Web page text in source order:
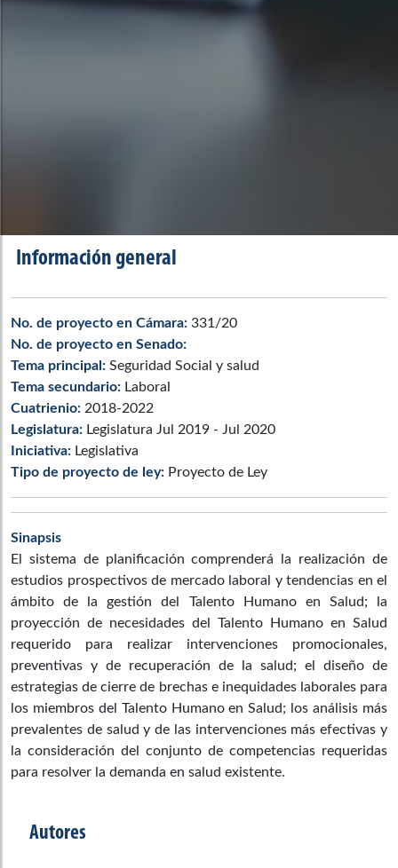
Información general
No. de proyecto en Cámara: 331/20
No. de proyecto en Senado:
Tema principal: Seguridad Social y salud
Tema secundario: Laboral
Cuatrienio: 2018-2022
Legislatura: Legislatura Jul 2019 - Jul 2020
Iniciativa: Legislativa
Tipo de proyecto de ley: Proyecto de Ley
Sinapsis
El sistema de planificación comprenderá la realización de
estudios prospectivos de mercado laboral y tendencias en el
ámbito de la gestión del Talento Humano en Salud; la
proyección de necesidades del Talento Humano en Salud
requerido para realizar intervenciones promocionales,
preventivas y de recuperación de la salud; el diseño de
estrategias de cierre de brechas e inequidades laborales para
los miembros del Talento Humano en Salud; los análisis más
prevalentes de salud y de las intervenciones más efectivas y
la consideración del conjunto de competencias requeridas
para resolver la demanda en salud existente.
Autores